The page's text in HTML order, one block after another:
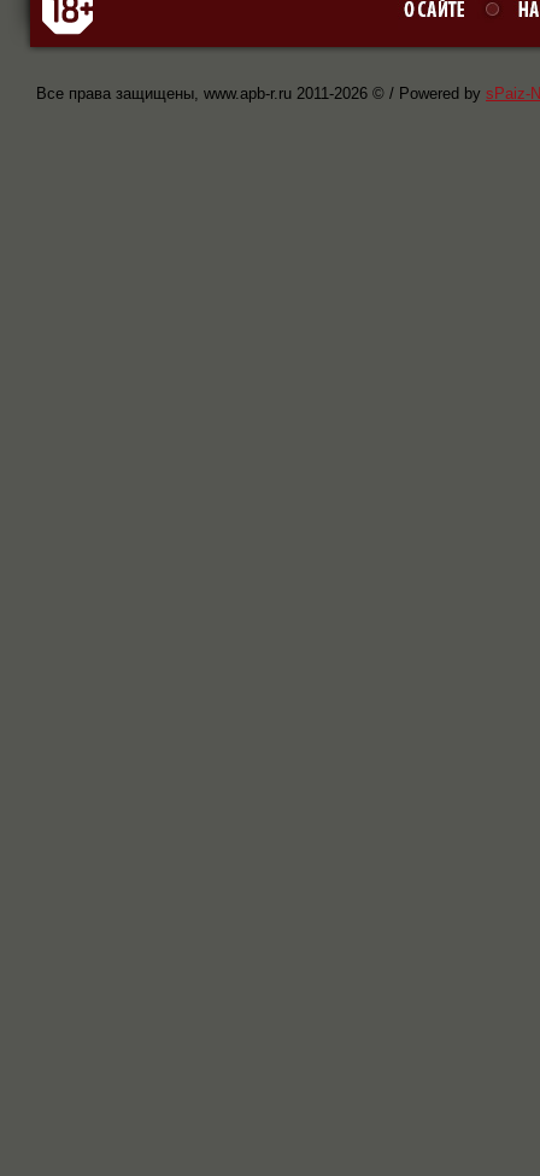
Все права защищены, www.apb-r.ru 2011-2026 © / Powered by sPaiz-